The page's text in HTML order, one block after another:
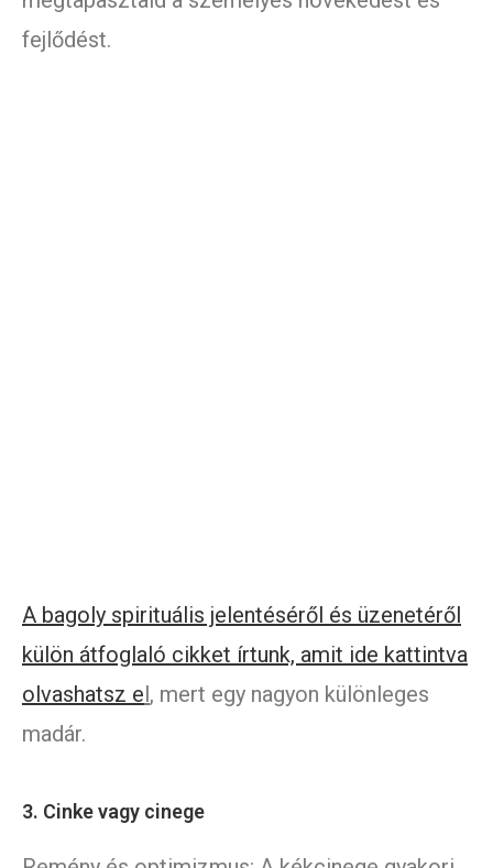
fejlődést.
A bagoly spirituális jelentéséről és üzenetéről
külön átfoglaló cikket írtunk, amit ide kattintva
olvashatsz el, mert egy nagyon különleges
madár.
3. Cinke vagy cinege